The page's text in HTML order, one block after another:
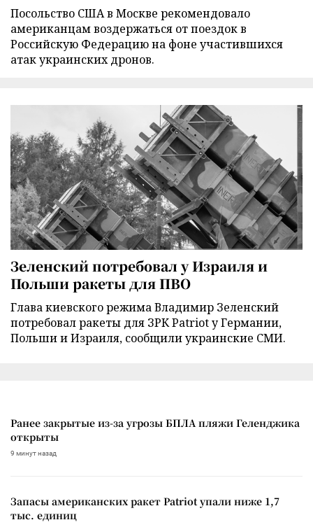
Посольство США в Москве рекомендовало
американцам воздержаться от поездок в
Российскую Федерацию на фоне участившихся
атак украинских дронов.
Зеленский потребовал у Израиля и
Польши ракеты для ПВО
Глава киевского режима Владимир Зеленский
потребовал ракеты для ЗРК Patriot у Германии,
Польши и Израиля, сообщили украинские СМИ.
Ранее закрытые из-за угрозы БПЛА пляжи Геленджика
открыты
9 минут назад
Запасы американских ракет Patriot упали ниже 1,7
тыс. единиц